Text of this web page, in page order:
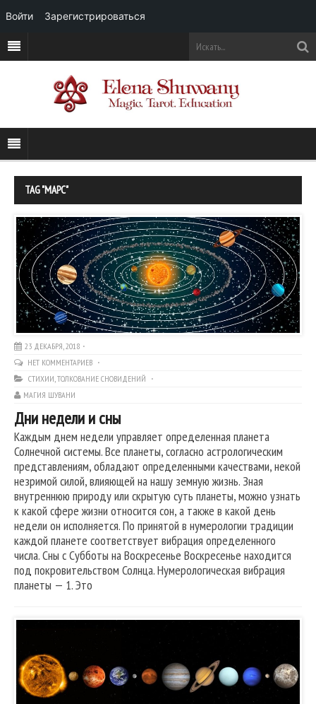
TAG "МАРС"
23 ДЕКАБРЯ, 2018
НЕТ КОММЕНТАРИЕВ
СТИХИИ,ТОЛКОВАНИЕ СНОВИДЕНИЙ
МАГИЯ ШУВАНИ
Дни недели и сны
Каждым днем недели управляет определенная планета
Солнечной системы. Все планеты, согласно астрологическим
представлениям, обладают определенными качествами, некой
незримой силой, влияющей на нашу земную жизнь. Зная
внутреннюю природу или скрытую суть планеты, можно узнать
к какой сфере жизни относится сон, а также в какой день
недели он исполняется. По принятой в нумерологии традиции
каждой планете соответствует вибрация определенного
числа. Сны с Субботы на Воскресенье Воскресенье находится
под покровительством Солнца. Нумерологическая вибрация
планеты — 1. Это
Войти Зарегистрироваться